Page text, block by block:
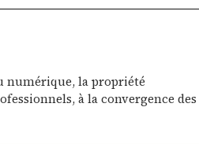
numérique, la propriété
à la convergence des